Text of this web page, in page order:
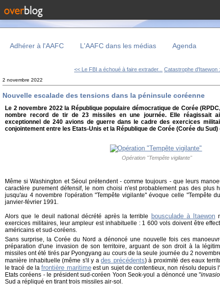
Adhérer à l'AAFC L'AAFC dans les médias Agenda
<< Le FBI a échoué à faire extrader... Catastrophe d'Itaewon
2 novembre 2022
Nouvelle escalade des tensions dans la péninsule coréenne
Le 2 novembre 2022 la République populaire démocratique de Corée
nombre record de tir de 23 missiles en une journée. Elle réagissait
exceptionnel de 240 avions de guerre dans le cadre des exercices
conjointement entre les Etats-Unis et la République de Corée (Corée du
Opération "Tempête vigilante"
Même si Washington et Séoul prétendent - comme toujours - que leurs
caractère purement défensif, le nom choisi n'est probablement pas des plus
jusqu'au 4 novembre l'opération "Tempête vigilante" évoque celle "Tempête
janvier-février 1991.
Alors que le deuil national décrété après la terrible bousculade à Itaewon
exercices militaires, leur ampleur est inhabituelle : 1 600 vols doivent être
américains et sud-coréens.
Sans surprise, la Corée du Nord a dénoncé une nouvelle fois ces
préparation d'une invasion de son territoire, arguant de son droit à la
missiles ont été tirés par Pyongyang au cours de la seule journée du 2
manière inhabituelle (même s'il y ades précédents) à proximité des eaux
le tracé de lafrontière maritimeest un sujet de contentieux, non résolu depuis
Etats coréens - le président sud-coréen Yoon Seok-youl a dénoncé une "
Sud a répliqué en tirant trois missiles air-sol.